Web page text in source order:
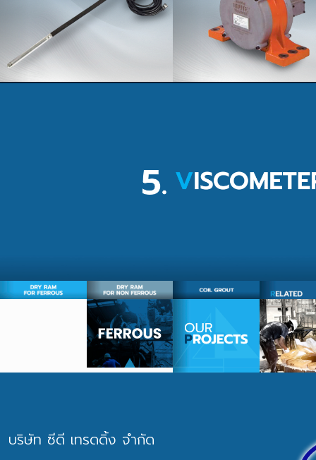
บริษัท ซีดี เทรดดิ้ง จำกัด